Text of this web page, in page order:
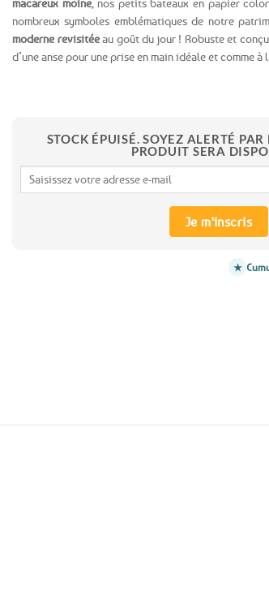
macareux moine, nos petits bateaux en papier
nombreux symboles emblématiques de notre
moderne revisitéeau goût du jour ! Robuste et
d’une anse pour une prise en main idéale et comme à
STOCK ÉPUISÉ. SOYEZ ALERTÉ
PRODUIT SERA
Je m'inscris